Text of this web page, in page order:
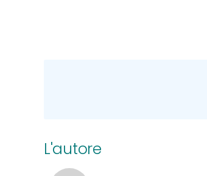
L'autore